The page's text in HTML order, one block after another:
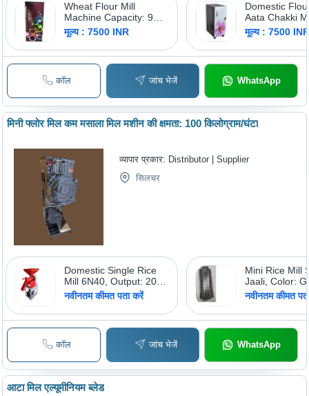
Wheat Flour Mill
Machine Capacity: 9
Kg/Hr
मूल्य : 7500 INR
Domestic
Aata Chakki
Capacity: 5-
मूल्य : 7500
कॉल जांच भेजें WhatsApp
मिनी फ्लोर मिल कम मसाला मिल मशीन की क्षमता: 100 किलोग्राम/घंटा
व्यापार प्रकार: Distributor | Supplier
सिलचर
Domestic Single Rice
Mill 6N40, Output: 200
& 300kg/hr
नवीनतम कीमत पता करें
Mini Rice Mill
Jaali, Color:
BLACK,
नवीनतम कीमत
कॉल जांच भेजें WhatsApp
आटा मिल एल्यूमीनियम ब्लेड